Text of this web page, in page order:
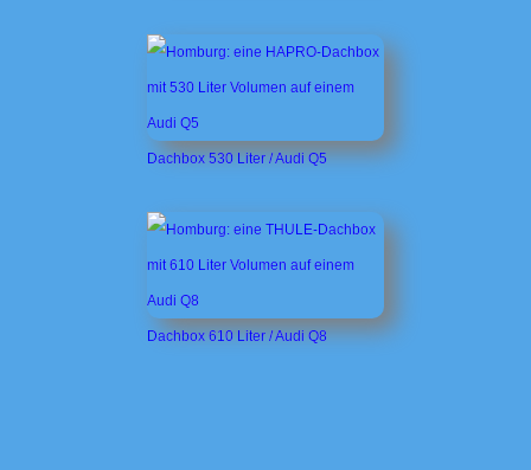
Dachbox 530 Liter / Audi Q5
Dachbox 610 Liter / Audi Q8